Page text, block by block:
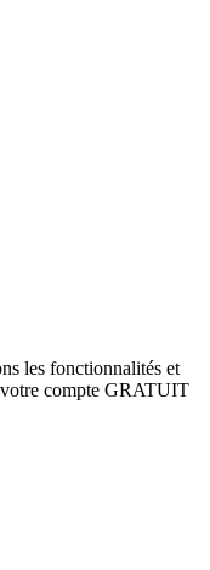
les fonctionnalités et
votre compte GRATUIT